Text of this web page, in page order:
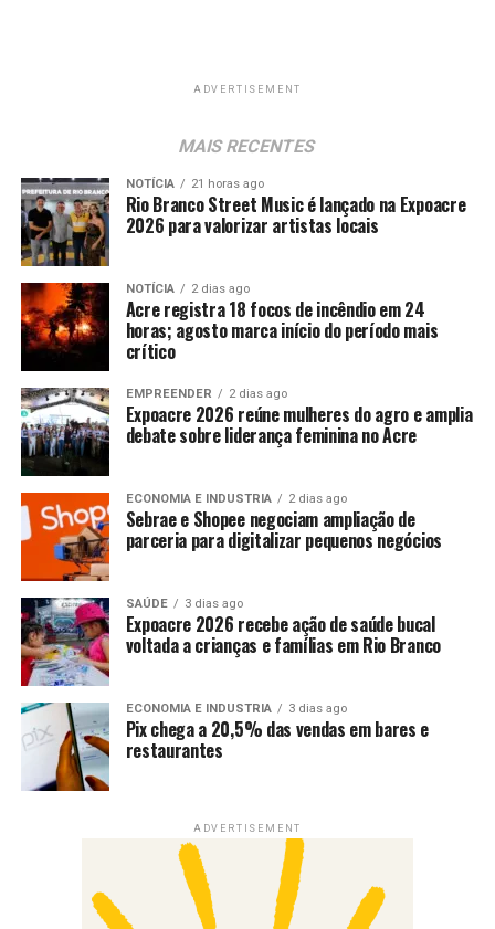
ADVERTISEMENT
MAIS RECENTES
NOTÍCIA 21 horas ago
Rio Branco Street Music é lançado na Expoacre
2026 para valorizar artistas locais
NOTÍCIA 2 dias ago
Acre registra 18 focos de incêndio em 24
horas; agosto marca início do período mais
crítico
EMPREENDER 2 dias ago
Expoacre 2026 reúne mulheres do agro e amplia
debate sobre liderança feminina no Acre
ECONOMIA E INDUSTRIA 2 dias ago
Sebrae e Shopee negociam ampliação de
parceria para digitalizar pequenos negócios
SAÚDE 3 dias ago
Expoacre 2026 recebe ação de saúde bucal
voltada a crianças e famílias em Rio Branco
ECONOMIA E INDUSTRIA 3 dias ago
Pix chega a 20,5% das vendas em bares e
restaurantes
ADVERTISEMENT